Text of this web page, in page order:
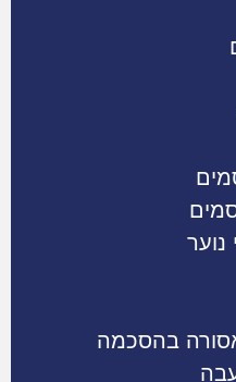
בהסכמה